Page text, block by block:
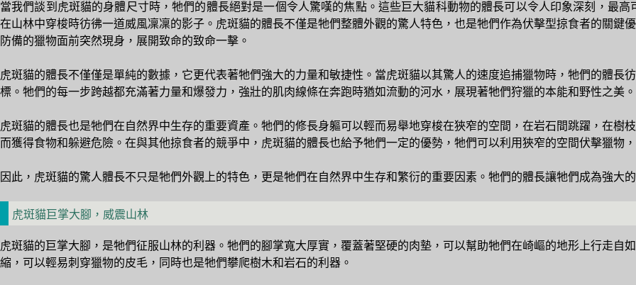
當我們談到虎斑貓的身體尺寸時，牠們的體長絕對是一個令人驚嘆的焦點。這些巨大貓科動物的體長可以令人印象深刻，最
在山林中穿梭時彷彿一道威風凜凜的影子。虎斑貓的體長不僅是牠們整體外觀的驚人特色，也是牠們作為伏擊型掠食者的關鍵
防備的獵物面前突然現身，展開致命的致命一擊。
虎斑貓的體長不僅僅是單純的數據，它更代表著牠們強大的力量和敏捷性。當虎斑貓以其驚人的速度追捕獵物時，牠們的體長
標。牠們的每一步跨越都充滿著力量和爆發力，強壯的肌肉線條在奔跑時猶如流動的河水，展現著牠們狩獵的本能和野性之美。
虎斑貓的體長也是牠們在自然界中生存的重要資產。牠們的修長身軀可以輕而易舉地穿梭在狹窄的空間，在岩石間跳躍，在樹
而獲得食物和躲避危險。在與其他掠食者的競爭中，虎斑貓的體長也給予牠們一定的優勢，牠們可以利用狹窄的空間伏擊獵物
因此，虎斑貓的驚人體長不只是牠們外觀上的特色，更是牠們在自然界中生存和繁衍的重要因素。牠們的體長讓牠們成為強大
虎斑貓巨掌大腳，威震山林
虎斑貓的巨掌大腳，是牠們征服山林的利器。牠們的腳掌寬大厚實，覆蓋著堅硬的肉墊，可以幫助牠們在崎嶇的地形上行走自
縮，可以輕易刺穿獵物的皮毛，同時也是牠們攀爬樹木和岩石的利器。